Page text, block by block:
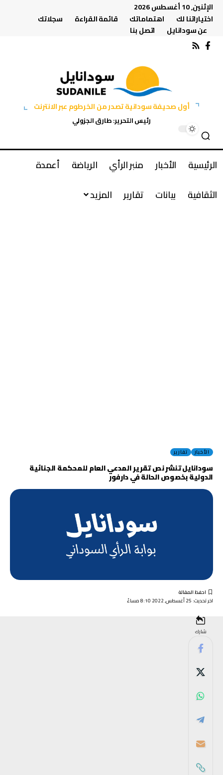
الإثنين, 10 أغسطس 2026
اختياراتنا لك
اهتماماتك قائمة القراءة
سجلاتك
عن سودانايل
اتصل بنا
أول صحيفة سودانية تصدر من الخرطوم عبر الانترنت
رئيس التحرير: طارق الجزولي
الرئيسية الأخبار منبر الرأي الرياضة
أعمدة
الثقافية
بيانات تقارير المزيد
الأخبار تقارير
سودانايل تنشر نص تقرير المدعي العام للمحكمة الجنائية
الدولية بخصوص الحالة في دارفور
اخر تحديث: 25 أغسطس, 2022 8:10 مساءً
شارك